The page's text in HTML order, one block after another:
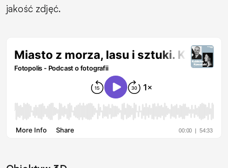
jakość zdjęć.